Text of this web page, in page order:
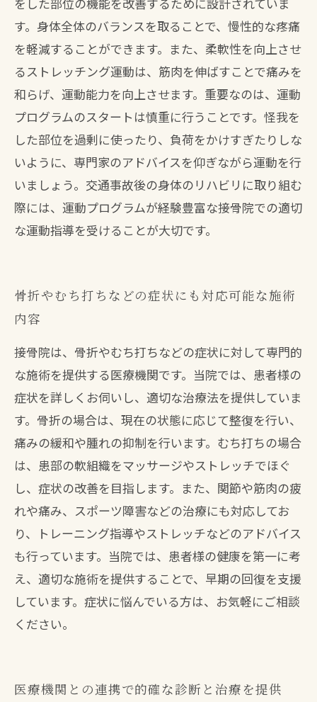
す。身体全体のバランスを取ることで、慢性的な疼痛
を軽減することができます。また、柔軟性を向上させ
るストレッチング運動は、筋肉を伸ばすことで痛みを
和らげ、運動能力を向上させます。重要なのは、運動
プログラムのスタートは慎重に行うことです。怪我を
した部位を過剰に使ったり、負荷をかけすぎたりしな
いように、専門家のアドバイスを仰ぎながら運動を行
いましょう。交通事故後の身体のリハビリに取り組む
際には、運動プログラムが経験豊富な接骨院での適切
な運動指導を受けることが大切です。
骨折やむち打ちなどの症状にも対応可能な施術
内容
接骨院は、骨折やむち打ちなどの症状に対して専門的
な施術を提供する医療機関です。当院では、患者様の
症状を詳しくお伺いし、適切な治療法を提供していま
す。骨折の場合は、現在の状態に応じて整復を行い、
痛みの緩和や腫れの抑制を行います。むち打ちの場合
は、患部の軟組織をマッサージやストレッチでほぐ
し、症状の改善を目指します。また、関節や筋肉の疲
れや痛み、スポーツ障害などの治療にも対応してお
り、トレーニング指導やストレッチなどのアドバイス
も行っています。当院では、患者様の健康を第一に考
え、適切な施術を提供することで、早期の回復を支援
しています。症状に悩んでいる方は、お気軽にご相談
ください。
医療機関との連携で的確な診断と治療を提供